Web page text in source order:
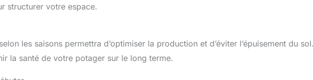
structurer votre espace.
les saisons permettra d’optimiser la production et d’éviter l’épuisement du sol.
la santé de votre potager sur le long terme.